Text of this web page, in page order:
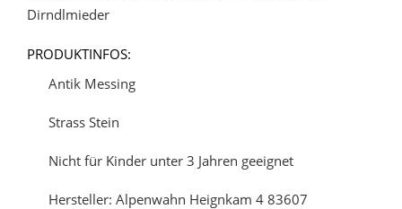
Dirndlmieder
PRODUKTINFOS:
Antik Messing
Strass Stein
Nicht für Kinder unter 3 Jahren geeignet
Hersteller: Alpenwahn Heignkam 4 83607